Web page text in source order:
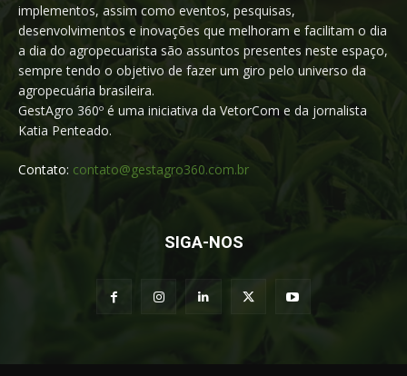
implementos, assim como eventos, pesquisas,
desenvolvimentos e inovações que melhoram e facilitam o dia
a dia do agropecuarista são assuntos presentes neste espaço,
sempre tendo o objetivo de fazer um giro pelo universo da
agropecuária brasileira.
GestAgro 360º é uma iniciativa da VetorCom e da jornalista
Katia Penteado.
Contato: contato@gestagro360.com.br
SIGA-NOS